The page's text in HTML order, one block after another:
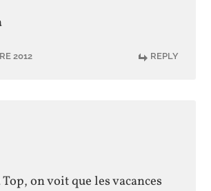
2012 REPLY
on voit que les vacances